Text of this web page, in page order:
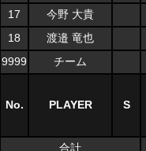
17
今野 大貴
18
渡邉 竜也
9999
チーム
No. PLAYER S
合計